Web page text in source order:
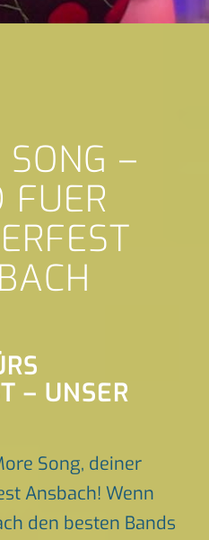
SONG –
FUER
– UNSER
Song, deiner
Ansbach! Wenn
den besten Bands